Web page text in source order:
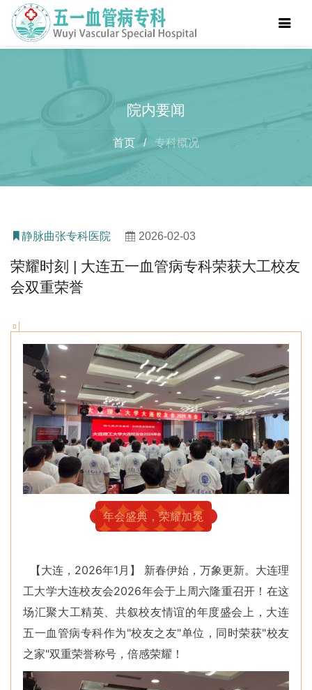
院内要闻
首页 / 专科概况
静脉曲张专科医院 2026-02-03
荣耀时刻 | 大连五一血管病专科荣获大工校友
会双重荣誉
年会盛典，荣耀加冕
【大连，2026年1月】 新春伊始，万象更新。大连理
工大学大连校友会2026年会于上周六隆重召开！在这
场汇聚大工精英、共叙校友情谊的年度盛会上，大连
五一血管病专科作为"校友之友"单位，同时荣获"校友
之家"双重荣誉称号，倍感荣耀！